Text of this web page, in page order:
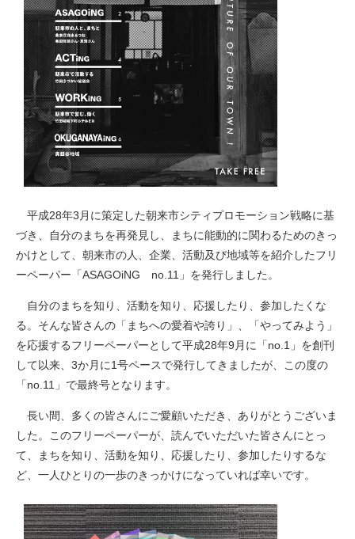
平成28年3月に策定した朝来市シティプロモーション戦略に基
づき、自分のまちを再発見し、まちに能動的に関わるためのきっ
かけとして、朝来市の人、企業、活動及び地域等を紹介したフリ
ーペーパー「ASAGOiNG no.11」を発行しました。
自分のまちを知り、活動を知り、応援したり、参加したくな
る。そんな皆さんの「まちへの愛着や誇り」、「やってみよう」
を応援するフリーペーパーとして平成28年9月に「no.1」を創刊
して以来、3か月に1号ペースで発行してきましたが、この度の
「no.11」で最終号となります。
長い間、多くの皆さんにご愛顧いただき、ありがとうございま
した。このフリーペーパーが、読んでいただいた皆さんにとっ
て、まちを知り、活動を知り、応援したり、参加したりするな
ど、一人ひとりの一歩のきっかけになっていれば幸いです。